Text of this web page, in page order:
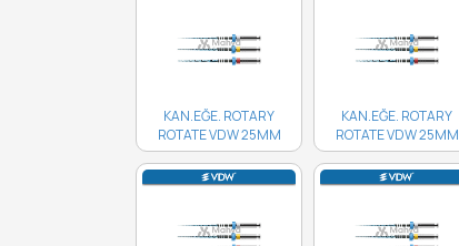
KAN.EĞE. ROTARY
ROTATE VDW 25MM
50/04 4'LÜ..
KAN.EĞE. ROTARY
ROTATE VDW 25MM
40/06 4'LÜ..